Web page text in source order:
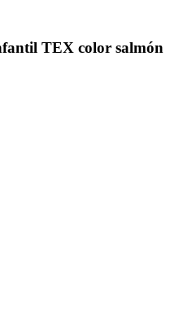
TEX color salmón